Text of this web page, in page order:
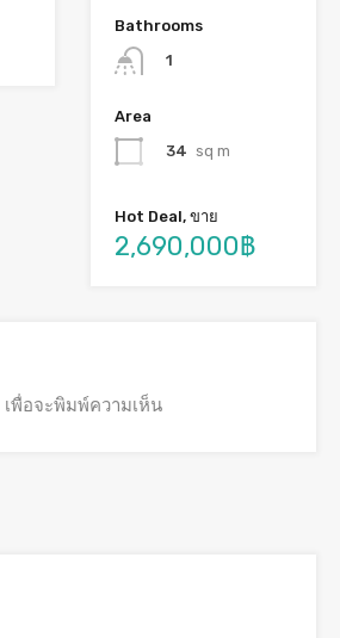
Bathrooms
1
Area
34 sq m
Hot Deal, ขาย
2,690,000฿
เพื่อจะพิมพ์ความเห็น